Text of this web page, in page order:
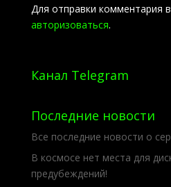
Для отправки комментария
авторизоваться.
Канал Telegram
Последние новости
Все последние новости о
В космосе нет места для
предубеждений!